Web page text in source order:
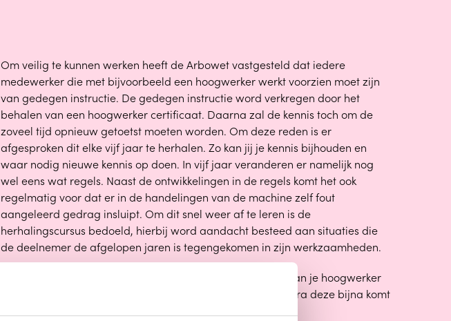
Om veilig te kunnen werken heeft de Arbowet vastgesteld dat iedere
medewerker die met bijvoorbeeld een hoogwerker werkt voorzien moet zijn
van gedegen instructie. De gedegen instructie word verkregen door het
behalen van een hoogwerker certificaat. Daarna zal de kennis toch om de
zoveel tijd opnieuw getoetst moeten worden. Om deze reden is er
afgesproken dit elke vijf jaar te herhalen. Zo kan jij je kennis bijhouden en
waar nodig nieuwe kennis op doen. In vijf jaar veranderen er namelijk nog
wel eens wat regels. Naast de ontwikkelingen in de regels komt het ook
regelmatig voor dat er in de handelingen van de machine zelf fout
aangeleerd gedrag insluipt. Om dit snel weer af te leren is de
herhalingscursus bedoeld, hierbij word aandacht besteed aan situaties die
de deelnemer de afgelopen jaren is tegengekomen in zijn werkzaamheden.
Om deze reden is het zeer van belang om de geldigheid van je hoogwerker
certificaat goed in de gaten te houden en te verlengen zodra deze bijna komt